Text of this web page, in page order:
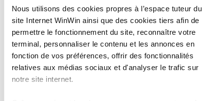
Nous utilisons des cookies propres à l’espace tuteur du
site Internet WinWin ainsi que des cookies tiers afin de
permettre le fonctionnement du site, reconnaître votre
terminal, personnaliser le contenu et les annonces en
fonction de vos préférences, offrir des fonctionnalités
relatives aux médias sociaux et d'analyser le trafic sur
notre site internet.
car il ne sait pas utiliser tous les moyens
mis à sa disposition et il occasionne des
casses régulières. Son manque de savoir-
faire rend son travail peu sûr et délicat. Il
faut encore constamment être avec lui